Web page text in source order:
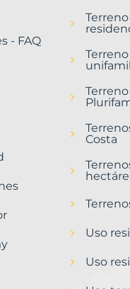
- FAQ
Costa
Uso
Uso